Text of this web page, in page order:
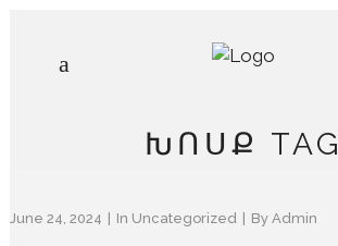
ԽՈՍՔ TAG
June 24, 2024 In Uncategorized By Admin